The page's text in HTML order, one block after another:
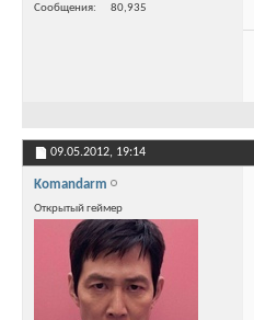
Сообщения
80,935
09.05.2012, 19:14
Komandarm
Открытый геймер